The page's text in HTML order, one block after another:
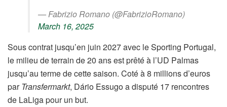
— Fabrizio Romano (@FabrizioRomano)
March 16, 2025
Sous contrat jusqu’en juin 2027 avec le Sporting Portugal,
le milieu de terrain de 20 ans est prêté à l’UD Palmas
jusqu’au terme de cette saison. Coté à 8 millions d’euros
par Transfermarkt, Dário Essugo a disputé 17 rencontres
de LaLiga pour un but.